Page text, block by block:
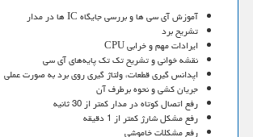
آموزش آی سی ها و بررسی جایگاه IC ها در مدار
تشریح برد
ایرادات مهم و خرابی CPU
نقشه خوانی و تشریح تک تک پایه‌های آی سی‌
اپدانس گیری قطعات، ولتاژ گیری روی برد به صورت عملی
جریان کشی و نحوه برطرف آن
رفع اتصال کوتاه در مدار کمتر از 30 ثانیه
رفع مشکل شارژ کمتر از 1 دقیقه
رفع مشکلات خاموشی